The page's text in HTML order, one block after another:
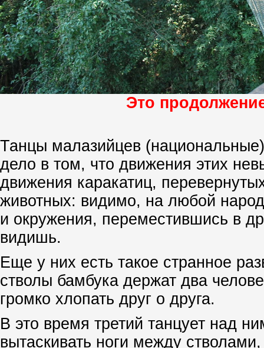
Это
Танцы малазийцев
дело в том, что движения этих
движения каракатиц,
животных: видимо, на любой
и окружения, переместившись в
видишь.
Еще у них есть такое странное
стволы бамбука держат два
громко хлопать друг о друга.
В это время третий танцует над
вытаскивать ноги между